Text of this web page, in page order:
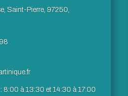
Saint-Pierre, 97250,
8:00 à 13:30 et 14:30 à 17:00